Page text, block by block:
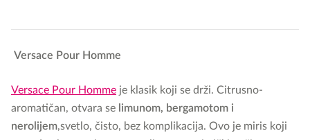
Versace Pour Homme
Versace Pour Homme je klasik koji se drži. Citrusno-
aromatičan, otvara se limunom, bergamotom i
nerolijem,svetlo, čisto, bez komplikacija. Ovo je miris koji